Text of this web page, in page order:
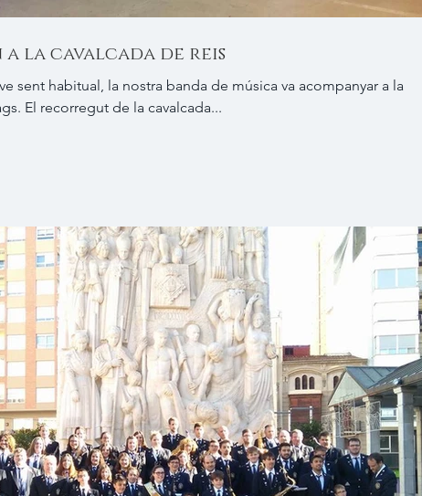
la cavalcada de reis
sent habitual, la nostra banda de música va acompanyar a la
El recorregut de la cavalcada...